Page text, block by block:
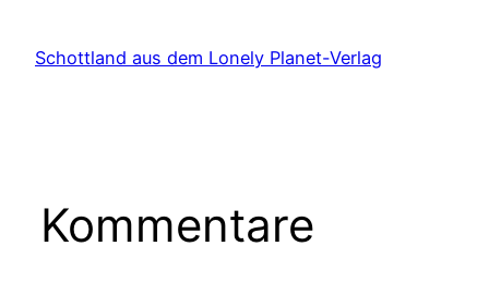
Schottland aus dem Lonely Planet-Verlag
Kommentare